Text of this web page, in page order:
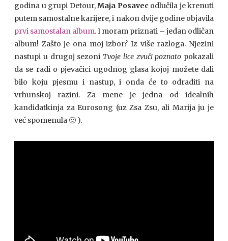
godina u grupi Detour,Maja Posavec odlučila je krenuti
putem samostalne karijere, i nakon dvije godine objavila
prvi samostalan album. I moram priznati – jedan odličan
album! Zašto je ona moj izbor? Iz više razloga. Njezini
nastupi u drugoj sezoni Tvoje lice zvuči poznato pokazali
da se radi o pjevačici ugodnog glasa kojoj možete dali
bilo koju pjesmu i nastup, i onda će to odraditi na
vrhunskoj razini. Za mene je jedna od idealnih
kandidatkinja za Eurosong (uz Zsa Zsu, ali Marija ju je
već spomenula 🙂 ).